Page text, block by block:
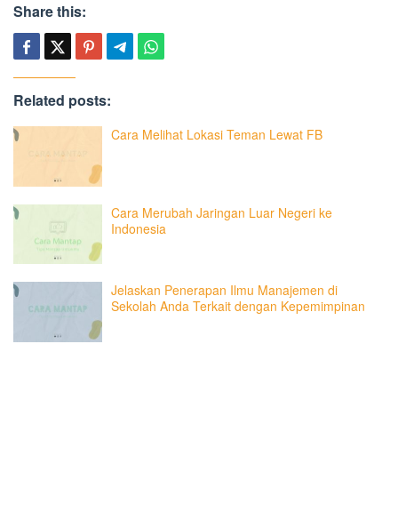
Share this:
Related posts:
Cara Melihat Lokasi Teman Lewat FB
Cara Merubah Jaringan Luar Negeri ke
Indonesia
Jelaskan Penerapan Ilmu Manajemen di
Sekolah Anda Terkait dengan Kepemimpinan